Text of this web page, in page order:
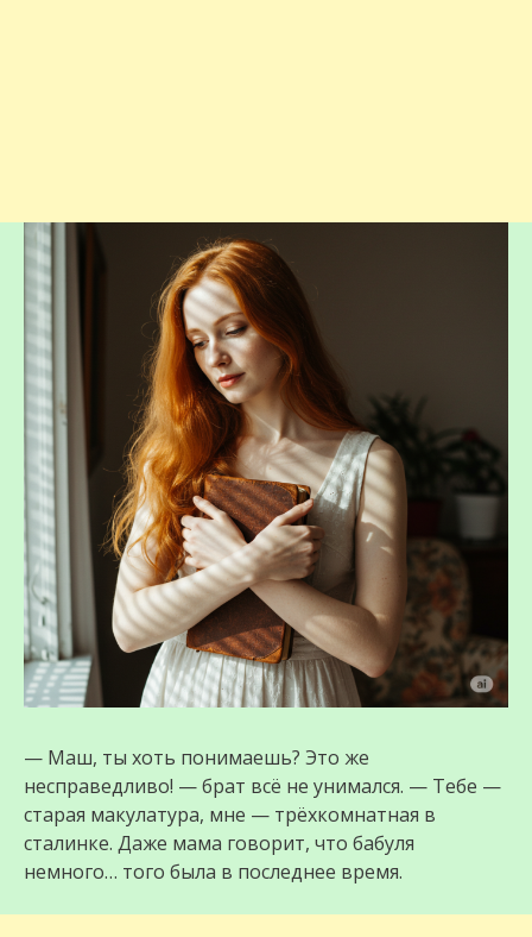
— Маш, ты хоть понимаешь? Это же
несправедливо! — брат всё не унимался. — Тебе —
старая макулатура, мне — трёхкомнатная в
сталинке. Даже мама говорит, что бабуля
немного… того была в последнее время.